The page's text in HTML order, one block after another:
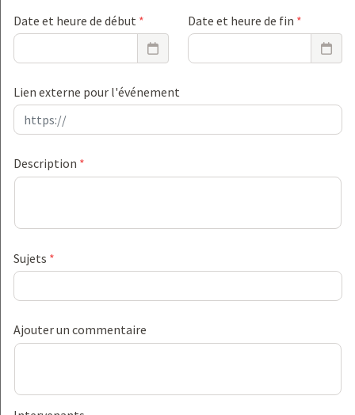
10
Animez votre relation entreprise et votre
réseau de maîtres d’apprentissage
Ressource 📚
Webinar
CFA
Date et heure de début * Date et heure de fin *
Lien externe pour l'événement
Description *
Sujets *
Ajouter un commentaire